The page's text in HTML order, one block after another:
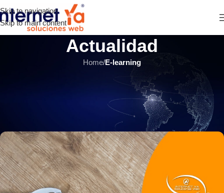
Skip to navigation
Skip to main content
Actualidad
Home/E-learning
ÚLTIMOS ARTÍCULOS
Moodle: ¿Qué es el modo de
mantenimiento?
INTERNET YA Soluciones Web el 5 septiembre, 2021